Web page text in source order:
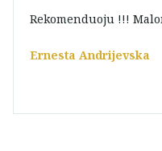
Rekomenduoju !!!
Ernesta Andrijevska